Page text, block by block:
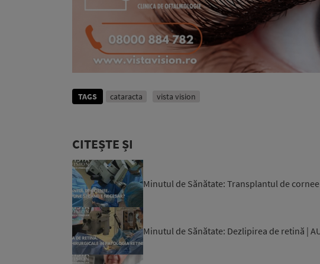
TAGS cataracta vista vision
CITEȘTE ȘI
Minutul de Sănătate: Transplantul de cornee
Minutul de Sănătate: Dezlipirea de retină |